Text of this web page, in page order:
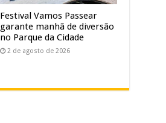
Festival Vamos Passear
garante manhã de diversão
no Parque da Cidade
2 de agosto de 2026